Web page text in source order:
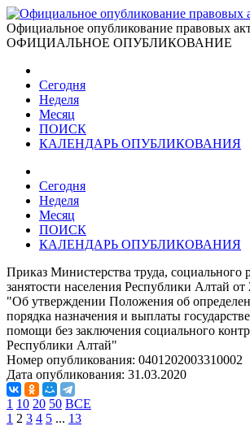
Официальное опубликование правовых
ОФИЦИАЛЬНОЕ ОПУБЛИКОВАНИЕ
Сегодня
Неделя
Месяц
ПОИСК
КАЛЕНДАРЬ ОПУБЛИКОВАНИЯ
Сегодня
Неделя
Месяц
ПОИСК
КАЛЕНДАРЬ ОПУБЛИКОВАНИЯ
Приказ Министерства труда, социального
занятости населения Республики Алтай
"Об утверждении Положения об
порядка назначения и выплаты
помощи без заключения социального
Республики Алтай"
Номер опубликования: 0401202003310002
Дата опубликования: 31.03.2020
1 10 20 50 ВСЕ
1 2 3 4 5 ... 13